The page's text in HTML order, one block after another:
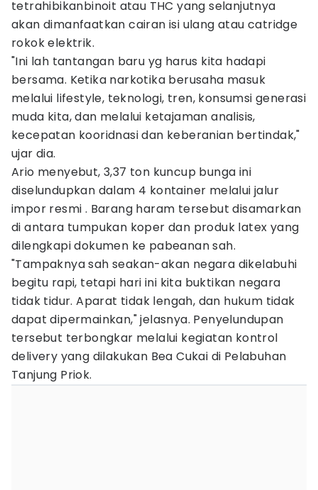
tetrahibikanbinoit atau THC yang selanjutnya
akan dimanfaatkan cairan isi ulang atau catridge
rokok elektrik.
"Ini lah tantangan baru yg harus kita hadapi
bersama. Ketika narkotika berusaha masuk
melalui lifestyle, teknologi, tren, konsumsi generasi
muda kita, dan melalui ketajaman analisis,
kecepatan kooridnasi dan keberanian bertindak,"
ujar dia.
Ario menyebut, 3,37 ton kuncup bunga ini
diselundupkan dalam 4 kontainer melalui jalur
impor resmi . Barang haram tersebut disamarkan
di antara tumpukan koper dan produk latex yang
dilengkapi dokumen ke pabeanan sah.
"Tampaknya sah seakan-akan negara dikelabuhi
begitu rapi, tetapi hari ini kita buktikan negara
tidak tidur. Aparat tidak lengah, dan hukum tidak
dapat dipermainkan," jelasnya. Penyelundupan
tersebut terbongkar melalui kegiatan kontrol
delivery yang dilakukan Bea Cukai di Pelabuhan
Tanjung Priok.